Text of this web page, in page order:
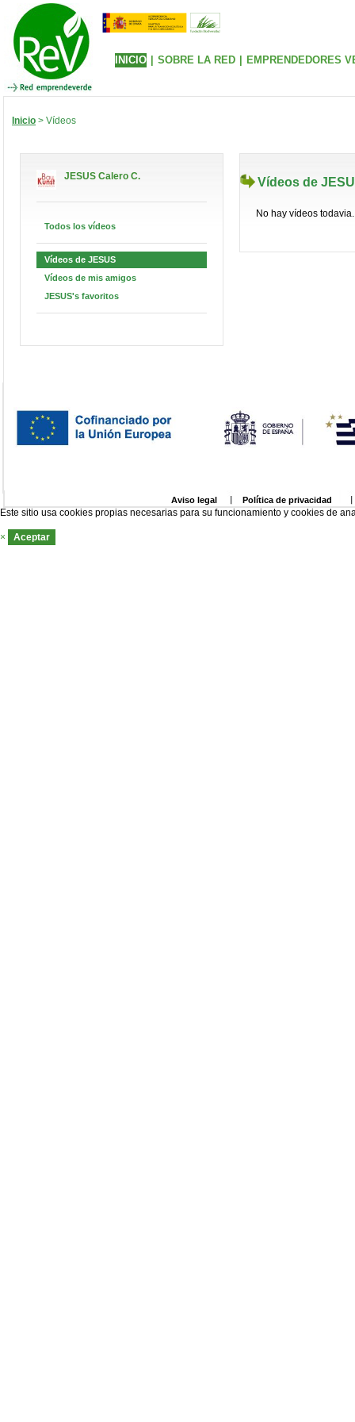
INICIO SOBRE LA RED EMPRENDEDORES
Inicio > Vídeos
JESUS Calero C.
Todos los vídeos
Vídeos de JESUS
Vídeos de mis amigos
JESUS's favoritos
Vídeos de
No hay vídeos todavia.
Aviso legal Política de privacidad
Este sitio usa cookies propias necesarias para su funcionamiento y cookies de
× Aceptar